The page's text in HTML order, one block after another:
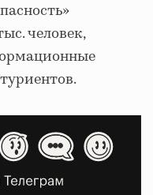
человек,